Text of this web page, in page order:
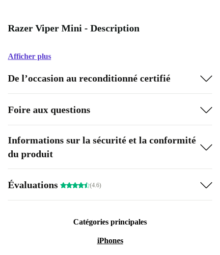
Razer Viper Mini - Description
Afficher plus
De l’occasion au reconditionné certifié
Foire aux questions
Informations sur la sécurité et la conformité
du produit
Évaluations (4.6)
Catégories principales
iPhones